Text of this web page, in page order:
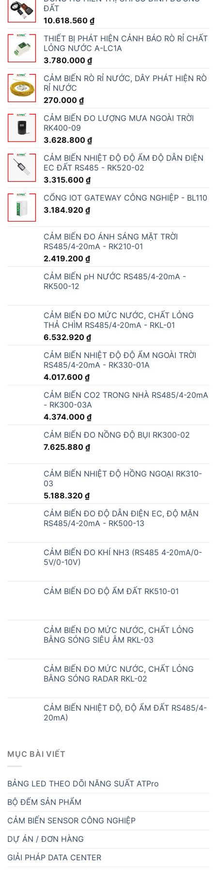
ĐẤT
10.618.560 ₫
THIẾT BỊ PHÁT HIỆN CẢNH BÁO RÒ RỈ CHẤT
LỎNG NƯỚC A-LC1A
3.780.000 ₫
CẢM BIẾN RÒ RỈ NƯỚC, DÂY PHÁT HIỆN RÒ
RỈ NƯỚC
270.000 ₫
CẢM BIẾN ĐO LƯỢNG MƯA NGOÀI TRỜI
RK400-09
3.628.800 ₫
CẢM BIẾN NHIỆT ĐỘ ĐỘ ẨM ĐỘ DẪN ĐIỆN
EC ĐẤT RS485 - RK520-02
3.315.600 ₫
CỔNG IOT GATEWAY CÔNG NGHIỆP - BL110
3.184.920 ₫
CẢM BIẾN ĐO ÁNH SÁNG MẶT TRỜI
RS485/4-20mA - RK210-01
2.419.200 ₫
CẢM BIẾN pH NƯỚC RS485/4-20mA -
RK500-12
CẢM BIẾN ĐO MỨC NƯỚC, CHẤT LỎNG
THẢ CHÌM RS485/4-20mA - RKL-01
6.532.920 ₫
CẢM BIẾN NHIỆT ĐỘ ĐỘ ẨM NGOÀI TRỜI
RS485/4-20mA - RK330-01A
4.017.600 ₫
CẢM BIẾN CO2 TRONG NHÀ RS485/4-20mA
- RK300-03A
4.374.000 ₫
CẢM BIẾN ĐO NỒNG ĐỘ BỤI RK300-02
7.625.880 ₫
CẢM BIẾN NHIỆT ĐỘ HỒNG NGOẠI RK310-
03
5.188.320 ₫
CẢM BIẾN ĐO ĐỘ DẪN ĐIỆN EC, ĐỘ MẶN
RS485/4-20mA - RK500-13
CẢM BIẾN ĐO KHÍ NH3 (RS485 4-20mA/0-
5V/0-10V)
CẢM BIẾN ĐO ĐỘ ẨM ĐẤT RK510-01
CẢM BIẾN ĐO MỨC NƯỚC, CHẤT LỎNG
BẰNG SÓNG SIÊU ÂM RKL-03
CẢM BIẾN ĐO MỨC NƯỚC, CHẤT LỎNG
BẰNG SÓNG RADAR RKL-02
CẢM BIẾN NHIỆT ĐỘ, ĐỘ ẨM ĐẤT RS485/4-
20mA)
MỤC BÀI VIẾT
BẢNG LED THEO DÕI NĂNG SUẤT ATPro
BỘ ĐẾM SẢN PHẨM
CẢM BIẾN SENSOR CÔNG NGHIỆP
DỰ ÁN / ĐƠN HÀNG
GIẢI PHÁP DATA CENTER